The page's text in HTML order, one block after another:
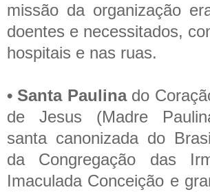
missão da organização
doentes e necessitados,
hospitais e nas ruas.
• Santa Paulinado
de Jesus (Madre
santa canonizada do
da Congregação das
Imaculada Conceição e